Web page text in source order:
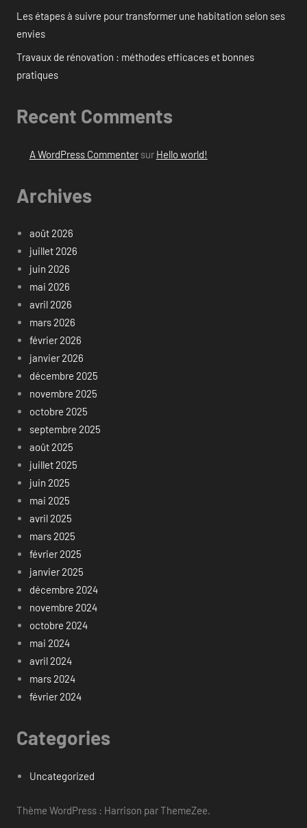
Les étapes à suivre pour transformer une habitation selon ses
envies
Travaux de rénovation : méthodes efficaces et bonnes
pratiques
Recent Comments
A WordPress Commentersur Hello world!
Archives
août 2026
juillet 2026
juin 2026
mai 2026
avril 2026
mars 2026
février 2026
janvier 2026
décembre 2025
novembre 2025
octobre 2025
septembre 2025
août 2025
juillet 2025
juin 2025
mai 2025
avril 2025
mars 2025
février 2025
janvier 2025
décembre 2024
novembre 2024
octobre 2024
mai 2024
avril 2024
mars 2024
février 2024
Categories
Uncategorized
Thème WordPress : Harrison par ThemeZee.